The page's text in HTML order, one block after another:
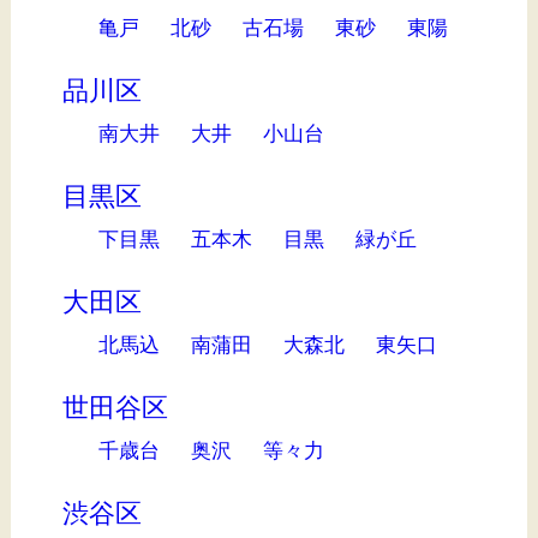
亀戸 北砂 古石場 東砂 東陽
品川区
南大井 大井 小山台
目黒区
下目黒 五本木 目黒 緑が丘
大田区
北馬込 南蒲田 大森北 東矢口
世田谷区
千歳台 奥沢 等々力
渋谷区